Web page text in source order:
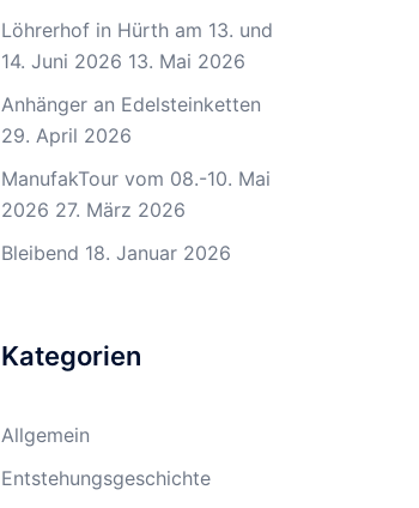
Löhrerhof in Hürth am 13. und
14. Juni 2026 13. Mai 2026
Anhänger an Edelsteinketten
29. April 2026
ManufakTour vom 08.-10. Mai
2026 27. März 2026
Bleibend 18. Januar 2026
Kategorien
Allgemein
Entstehungsgeschichte